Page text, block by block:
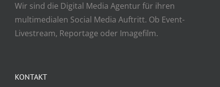
Wir sind die Digital Media Agentur für ihren
multimedialen Social Media Auftritt. Ob Event-
Livestream, Reportage oder Imagefilm.
KONTAKT